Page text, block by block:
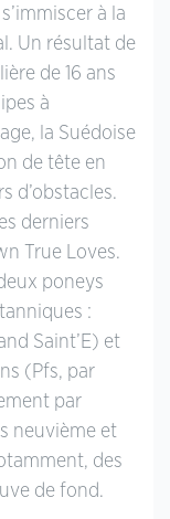
à la
Un résultat de
de 16 ans
à
la Suédoise
de tête en
d’obstacles.
derniers
True Loves.
poneys
:
Saint’E) et
(Pfs, par
par
neuvième et
des
de fond.